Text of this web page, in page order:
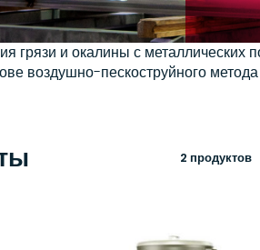
грязи и окалины с металлических
воздушно-пескоструйного
2 продуктов